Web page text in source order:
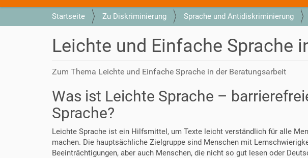
k
i
S
i
e
i
n
h
e
Startseite Zu Diskriminierung Sprache und Antidiskriminierung
Leichte und Einfache Sprache
Zum Thema Leichte und Einfache Sprache in der Beratungsarbeit
Was ist Leichte Sprache –
Sprache?
Leichte Sprache ist ein Hilfsmittel, um Texte leicht verständlich für alle
machen. Die hauptsächliche Zielgruppe sind Menschen mit
Beeinträchtigungen, aber auch Menschen, die nicht so gut lesen oder